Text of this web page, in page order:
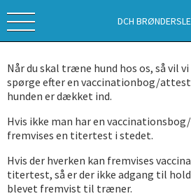
DCH
Når du skal træne hund hos os, så vil
spørge efter en vaccinationbog/
hunden er dækket ind.
Hvis ikke man har en
fremvises en titertest i stedet.
Hvis der hverken kan fremvises
titertest, så er der ikke adgang til
blevet fremvist til træner.